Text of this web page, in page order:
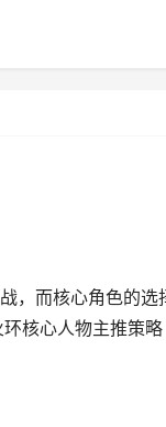
，而核心角色的
核心人物主推策